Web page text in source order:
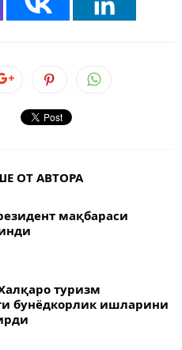
ОТ АВТОРА
мақбараси
туризм
бунёдкорлик ишларини